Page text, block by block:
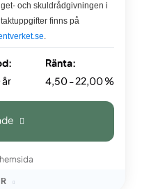
och skuldrådgivningen i
finns på
.
år
Ränta:
4,50 - 22,00 %